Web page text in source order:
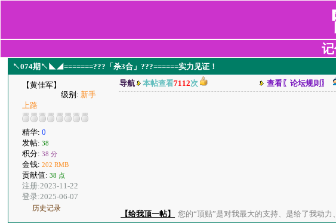
↖074期↖◣◢=======???「杀3合」???======实力见证！
【黄佳军】
级别: 新手
上路
精华:0
发帖:38
积分:38 分
金钱:202 RMB
贡献值:38 点
注册:2023-11-22
登录:2025-06-07
历史记录
导航 本帖查看7112次 查看〖论坛规则〗
【给我顶一帖】 您的“顶贴”是对我最大的支持、是给了我动力